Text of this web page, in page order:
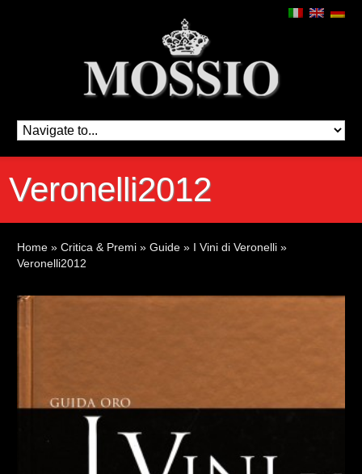
Veronelli2012
Home » Critica & Premi » Guide » I Vini di Veronelli »
Veronelli2012